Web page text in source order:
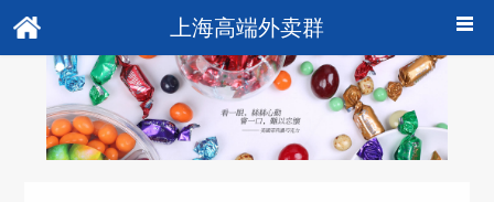
上海高端外卖群